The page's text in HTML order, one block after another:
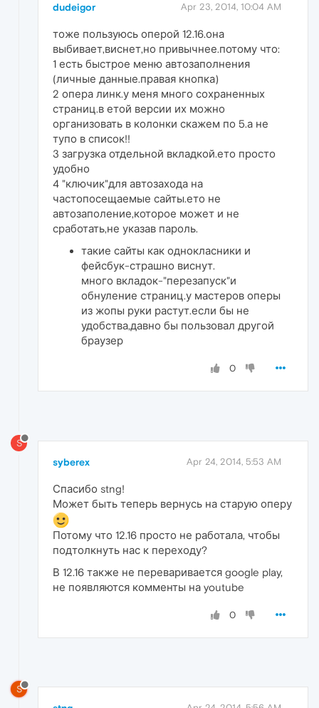
dudeigor Apr 23, 2014, 10:04 AM
тоже пользуюсь оперой 12.16.она
выбивает,виснет,но привычнее.потому что:
1 есть быстрое меню автозаполнения
(личные данные.правая кнопка)
2 опера линк.у меня много сохраненных
страниц.в етой версии их можно
организовать в колонки скажем по 5.а не
тупо в список!!
3 загрузка отдельной вкладкой.ето просто
удобно
4 "ключик"для автозахода на
частопосещаемые сайты.ето не
автозаполение,которое может и не
сработать,не указав пароль.
такие сайты как однокласники и
фейсбук-страшно виснут.
много вкладок-"перезапуск"и
обнуление страниц.у мастеров оперы
из жопы руки растут.если бы не
удобства,давно бы пользовал другой
браузер
0
S
syberex Apr 24, 2014, 5:53 AM
Спасибо stng!
Может быть теперь вернусь на старую оперу
Потому что 12.16 просто не работала, чтобы
подтолкнуть нас к переходу?
В 12.16 также не переваривается google play,
не появляются комменты на youtube
0
S